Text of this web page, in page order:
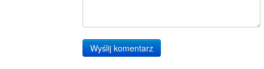
Wyślij komentarz